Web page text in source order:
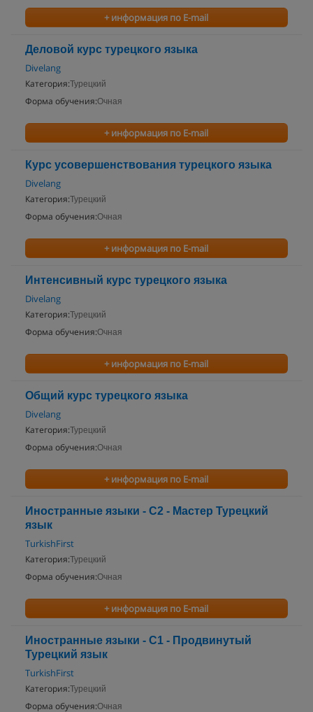
+ информация по E-mail
Деловой курс турецкого языка
Divelang
Категория:Турецкий
Форма обучения:Очная
+ информация по E-mail
Курс усовершенствования турецкого языка
Divelang
Категория:Турецкий
Форма обучения:Очная
+ информация по E-mail
Интенсивный курс турецкого языка
Divelang
Категория:Турецкий
Форма обучения:Очная
+ информация по E-mail
Общий курс турецкого языка
Divelang
Категория:Турецкий
Форма обучения:Очная
+ информация по E-mail
Иностранные языки - C2 - Мастер Турецкий
язык
TurkishFirst
Категория:Турецкий
Форма обучения:Очная
+ информация по E-mail
Иностранные языки - C1 - Продвинутый
Турецкий язык
TurkishFirst
Категория:Турецкий
Форма обучения:Очная